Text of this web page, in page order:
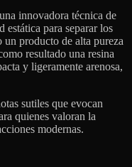
innovadora técnica de
estática para separar los
producto de alta pureza
resultado una resina
y ligeramente arenosa,
sutiles que evocan
quienes valoran la
modernas.